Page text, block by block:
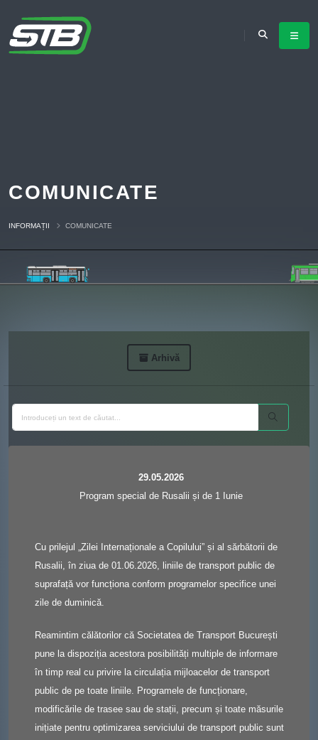
COMUNICATE
INFORMAȚII COMUNICATE
Arhivă
29.05.2026
Program special de Rusalii și de 1 Iunie
Cu prilejul „Zilei Internaționale a Copilului” și al sărbătorii de
Rusalii, în ziua de 01.06.2026, liniile de transport public de
suprafață vor funcționa conform programelor specifice unei
zile de duminică.
Reamintim călătorilor că Societatea de Transport București
pune la dispoziția acestora posibilități multiple de informare
în timp real cu privire la circulația mijloacelor de transport
public de pe toate liniile. Programele de funcționare,
modificările de trasee sau de stații, precum și toate măsurile
inițiate pentru optimizarea serviciului de transport public sunt